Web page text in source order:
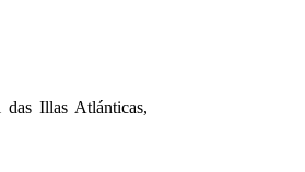
Illas Atlánticas,